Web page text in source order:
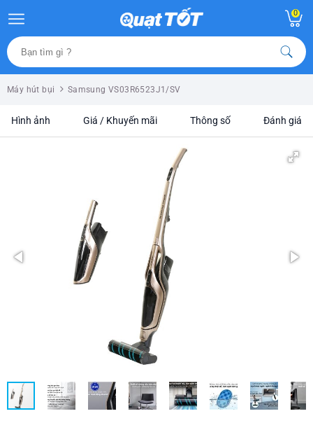
0
Máy hút bụi Samsung VS03R6523J1/SV
Hình ảnh Giá / Khuyến mãi Thông số Đánh giá